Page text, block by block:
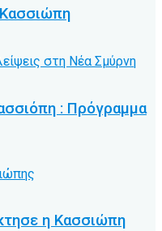
Κασσιώπη
: Πρόγραμμα
η Κασσιώπη